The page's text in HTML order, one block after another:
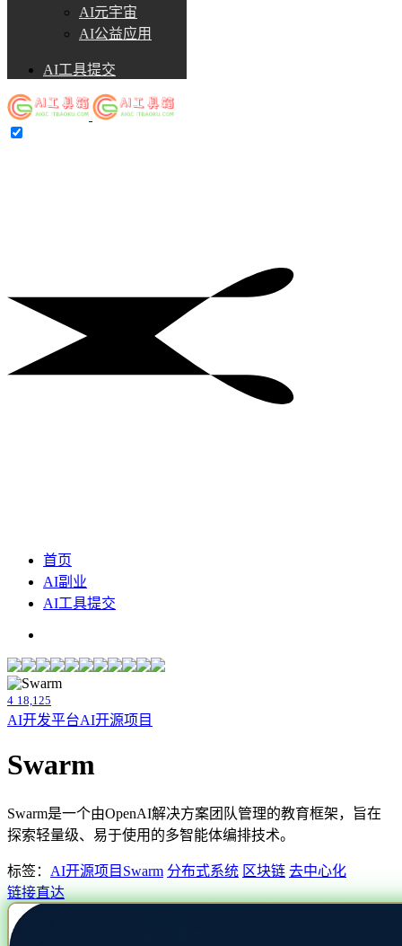
AI元宇宙
AI公益应用
AI工具提交
首页
AI副业
AI工具提交
4 18,125
AI开发平台AI开源项目
Swarm
Swarm是一个由OpenAI解决方案团队管理的教育框架，旨在
探索轻量级、易于使用的多智能体编排技术。
标签： AI开源项目 Swarm 分布式系统 区块链 去中心化
链接直达